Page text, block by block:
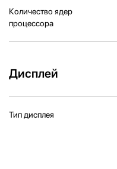
Количество ядер
процессора
Дисплей
Тип дисплея